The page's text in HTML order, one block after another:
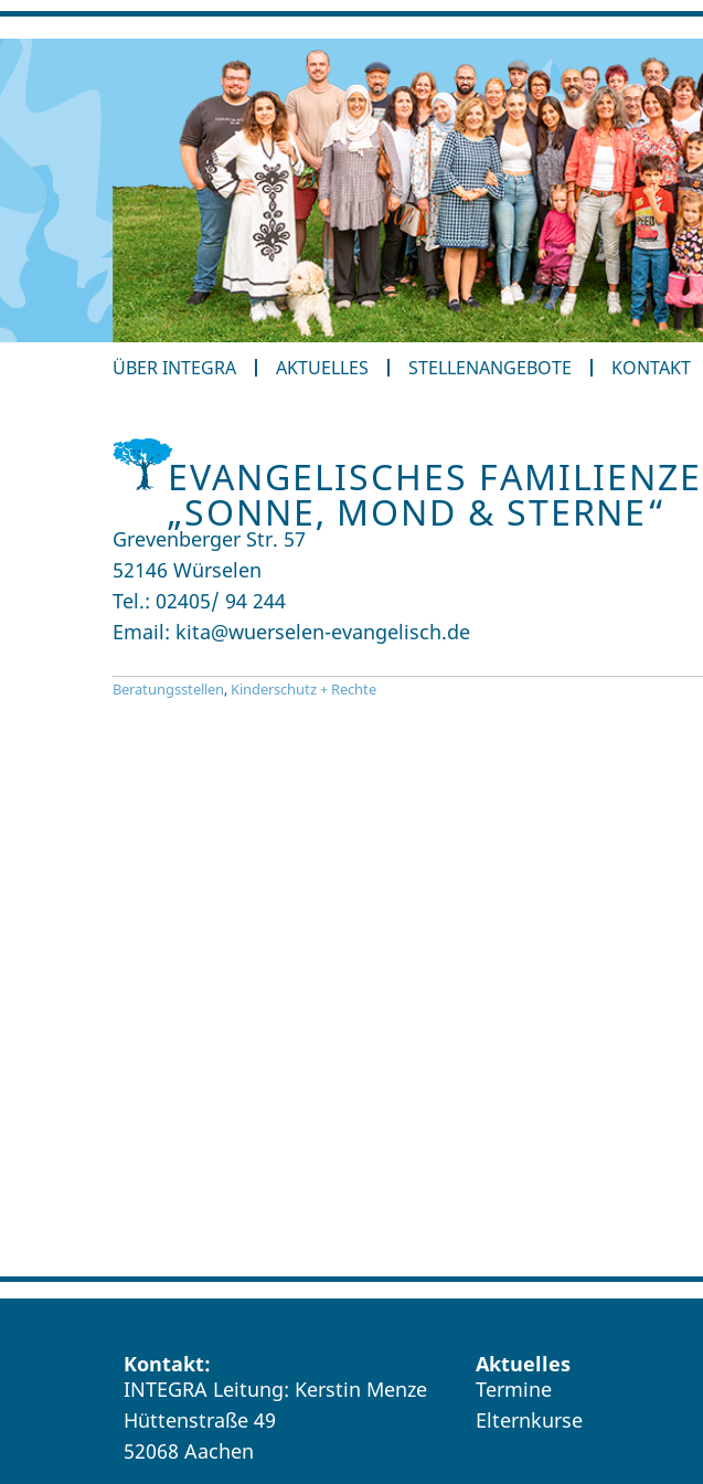
ÜBER INTEGRA AKTUELLES STELLENANGEBOTE KONTAKT
EVANGELISCHES
„SONNE, MOND & STERNE“
Grevenberger Str. 57
52146 Würselen
Tel.: 02405/ 94 244
Email: kita@wuerselen-evangelisch.de
Beratungsstellen, Kinderschutz + Rechte
Kontakt:
INTEGRA Leitung: Kerstin Menze
Hüttenstraße 49
52068 Aachen
Aktuelles
Termine
Elternkurse